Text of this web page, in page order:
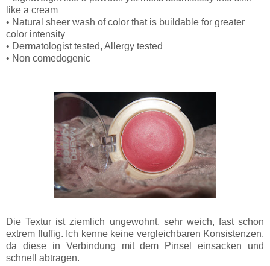
like a cream
• Natural sheer wash of color that is buildable for greater
color intensity
• Dermatologist tested, Allergy tested
• Non comedogenic
Die Textur ist ziemlich ungewohnt, sehr weich, fast schon
extrem fluffig. Ich kenne keine vergleichbaren Konsistenzen,
da diese in Verbindung mit dem Pinsel einsacken und
schnell abtragen.